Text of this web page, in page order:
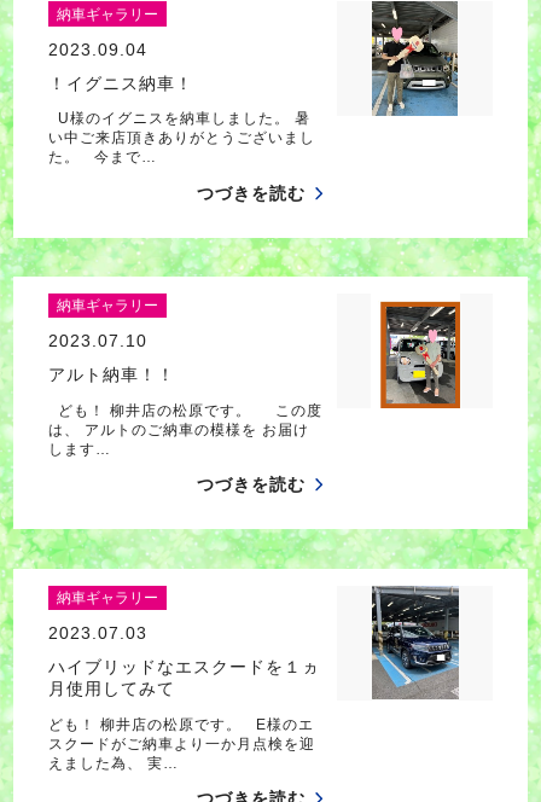
納車ギャラリー
2023.09.04
！イグニス納車！
U様のイグニスを納車しました。 暑
い中ご来店頂きありがとうございまし
た。 今まで…
つづきを読む
納車ギャラリー
2023.07.10
アルト納車！！
ども！ 柳井店の松原です。 この度
は、 アルトのご納車の模様を お届け
します…
つづきを読む
納車ギャラリー
2023.07.03
ハイブリッドなエスクードを１ヵ
月使用してみて
ども！ 柳井店の松原です。 E様のエ
スクードがご納車より一か月点検を迎
えました為、 実…